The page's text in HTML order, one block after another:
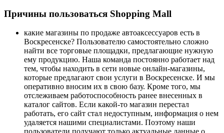
Причины пользоваться Shopping Mall
какие магазины по продаже автоаксессуаров есть в
Воскресенске? Пользователю самостоятельно сложно
найти все торговые площадки, предлагающие нужную
ему продукцию. Наша команда постоянно работает над
тем, чтобы находить в сети новые онлайн-магазины,
которые предлагают свои услуги в Воскресенске. И мы
оперативно вносим их в свою базу. Кроме того, мы
отслеживаем работоспособность ранее внесенных в
каталог сайтов. Если какой-то магазин перестал
работать, его сайт стал недоступным, информация о нем
удаляется нашими специалистами. Поэтому наши